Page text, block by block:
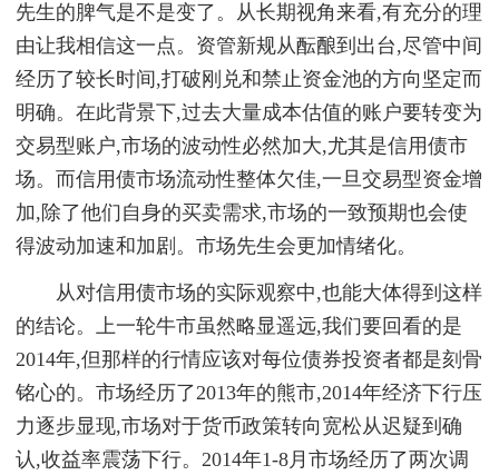
先生的脾气是不是变了。从长期视角来看,有充分的理
由让我相信这一点。资管新规从酝酿到出台,尽管中间
经历了较长时间,打破刚兑和禁止资金池的方向坚定而
明确。在此背景下,过去大量成本估值的账户要转变为
交易型账户,市场的波动性必然加大,尤其是信用债市
场。而信用债市场流动性整体欠佳,一旦交易型资金增
加,除了他们自身的买卖需求,市场的一致预期也会使
得波动加速和加剧。市场先生会更加情绪化。
从对信用债市场的实际观察中,也能大体得到这样
的结论。上一轮牛市虽然略显遥远,我们要回看的是
2014年,但那样的行情应该对每位债券投资者都是刻骨
铭心的。市场经历了2013年的熊市,2014年经济下行压
力逐步显现,市场对于货币政策转向宽松从迟疑到确
认,收益率震荡下行。2014年1-8月市场经历了两次调